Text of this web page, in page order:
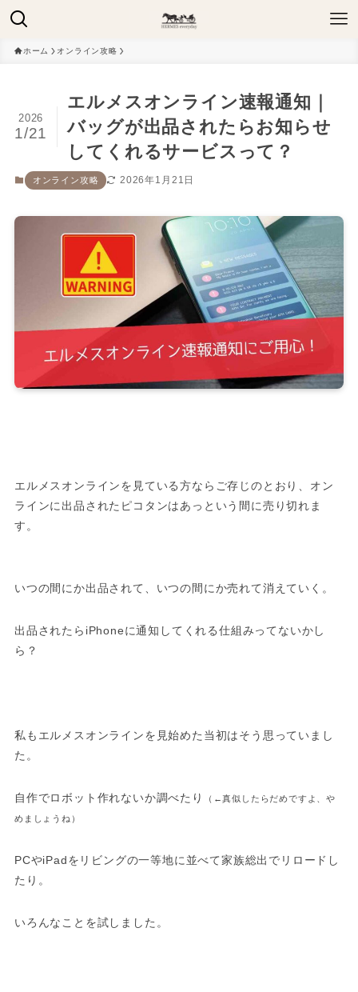
ホーム オンライン攻略
エルメスオンライン速報通知｜
バッグが出品されたらお知らせ
してくれるサービスって？
2026
1/21
オンライン攻略 2026年1月21日
エルメスオンラインを見ている方ならご存じのとおり、オン
ラインに出品されたピコタンはあっという間に売り切れま
す。
いつの間にか出品されて、いつの間にか売れて消えていく。
出品されたらiPhoneに通知してくれる仕組みってないかし
ら？
私もエルメスオンラインを見始めた当初はそう思っていまし
た。
自作でロボット作れないか調べたり （←真似したらだめですよ、や
めましょうね）
PCやiPadをリビングの一等地に並べて家族総出でリロードし
たり。
いろんなことを試しました。